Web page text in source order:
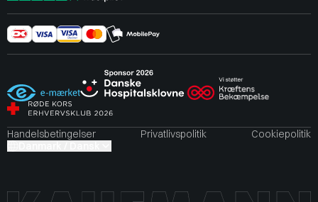
Handelsbetingelser Privatlivspolitik
Cookiepolitik